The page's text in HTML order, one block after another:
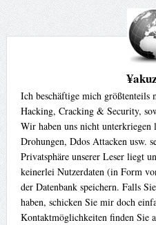
Ich beschäftige mich größtenteils
Hacking, Cracking & Security,
Wir haben uns nicht unterkriegen
Drohungen, Ddos Attacken usw.
Privatsphäre unserer Leser liegt
keinerlei Nutzerdaten (in Form
der Datenbank speichern. Falls
haben, schicken Sie mir doch
Kontaktmöglichkeiten finden Sie